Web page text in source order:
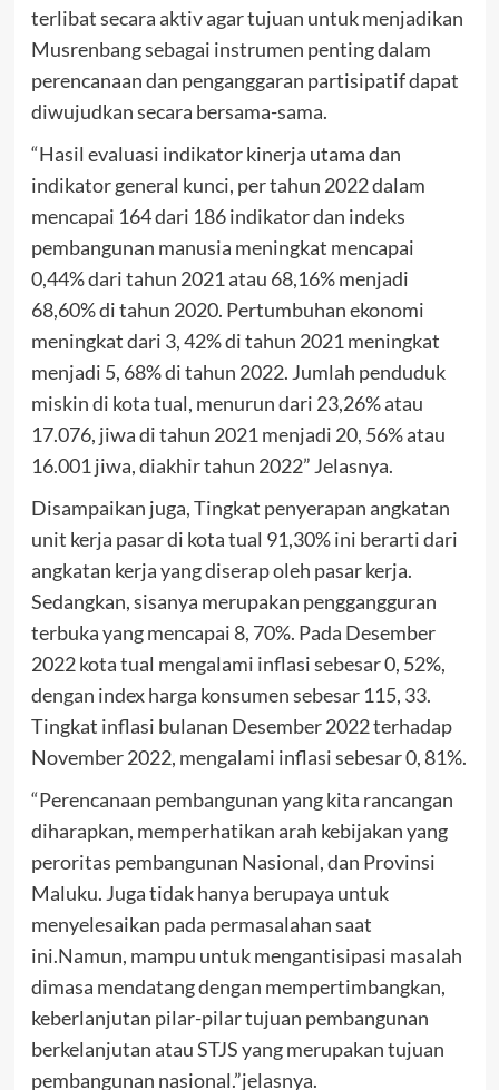
terlibat secara aktiv agar tujuan untuk menjadikan
Musrenbang sebagai instrumen penting dalam
perencanaan dan penganggaran partisipatif dapat
diwujudkan secara bersama-sama.
“Hasil evaluasi indikator kinerja utama dan
indikator general kunci, per tahun 2022 dalam
mencapai 164 dari 186 indikator dan indeks
pembangunan manusia meningkat mencapai
0,44% dari tahun 2021 atau 68,16% menjadi
68,60% di tahun 2020. Pertumbuhan ekonomi
meningkat dari 3, 42% di tahun 2021 meningkat
menjadi 5, 68% di tahun 2022. Jumlah penduduk
miskin di kota tual, menurun dari 23,26% atau
17.076, jiwa di tahun 2021 menjadi 20, 56% atau
16.001 jiwa, diakhir tahun 2022” Jelasnya.
Disampaikan juga, Tingkat penyerapan angkatan
unit kerja pasar di kota tual 91,30% ini berarti dari
angkatan kerja yang diserap oleh pasar kerja.
Sedangkan, sisanya merupakan penggangguran
terbuka yang mencapai 8, 70%. Pada Desember
2022 kota tual mengalami inflasi sebesar 0, 52%,
dengan index harga konsumen sebesar 115, 33.
Tingkat inflasi bulanan Desember 2022 terhadap
November 2022, mengalami inflasi sebesar 0, 81%.
“Perencanaan pembangunan yang kita rancangan
diharapkan, memperhatikan arah kebijakan yang
peroritas pembangunan Nasional, dan Provinsi
Maluku. Juga tidak hanya berupaya untuk
menyelesaikan pada permasalahan saat
ini.Namun, mampu untuk mengantisipasi masalah
dimasa mendatang dengan mempertimbangkan,
keberlanjutan pilar-pilar tujuan pembangunan
berkelanjutan atau STJS yang merupakan tujuan
pembangunan nasional.”jelasnya.